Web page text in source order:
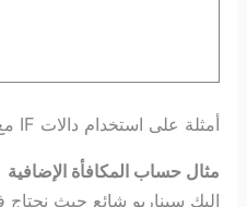
أمثلة على استخدام دالات IF مع AND
مثال حساب المكافأة الإضافية
إليك سيناريو شائع حيث